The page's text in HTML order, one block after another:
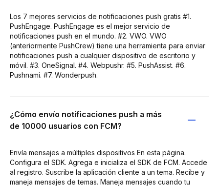
Los 7 mejores servicios de notificaciones push gratis #1.
PushEngage. PushEngage es el mejor servicio de
notificaciones push en el mundo. #2. VWO. VWO
(anteriormente PushCrew) tiene una herramienta para enviar
notificaciones push a cualquier dispositivo de escritorio y
móvil. #3. OneSignal. #4. Webpushr. #5. PushAssist. #6.
Pushnami. #7. Wonderpush.
¿Cómo envío notificaciones push a más
de 10000 usuarios con FCM?
Envía mensajes a múltiples dispositivos En esta página.
Configura el SDK. Agrega e inicializa el SDK de FCM. Accede
al registro. Suscribe la aplicación cliente a un tema. Recibe y
maneja mensajes de temas. Maneja mensajes cuando tu